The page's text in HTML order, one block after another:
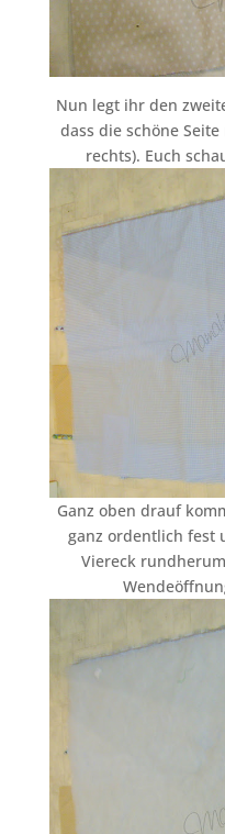
Nun legt ihr den
dass die schöne
rechts). Euch
Ganz oben drauf
ganz ordentlich fest
Viereck rundherum